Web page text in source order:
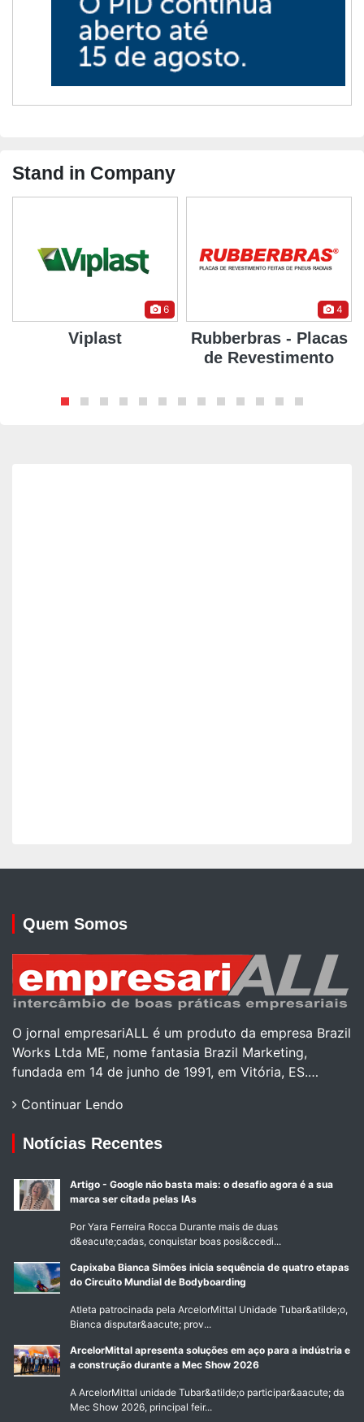
Stand in Company
6
Viplast
4
Rubberbras - Placas
de Revestimento
Quem Somos
O jornal empresariALL é um produto da empresa Brazil
Works Ltda ME, nome fantasia Brazil Marketing,
fundada em 14 de junho de 1991, em Vitória, ES.…
Continuar Lendo
Notícias Recentes
Artigo - Google não basta mais: o desafio agora é a sua
marca ser citada pelas IAs
Por Yara Ferreira Rocca Durante mais de duas
d&eacute;cadas, conquistar boas posi&ccedi...
Capixaba Bianca Simões inicia sequência de quatro etapas
do Circuito Mundial de Bodyboarding
Atleta patrocinada pela ArcelorMittal Unidade Tubar&atilde;o,
Bianca disputar&aacute; prov...
ArcelorMittal apresenta soluções em aço para a indústria e
a construção durante a Mec Show 2026
A ArcelorMittal unidade Tubar&atilde;o participar&aacute; da
Mec Show 2026, principal feir...